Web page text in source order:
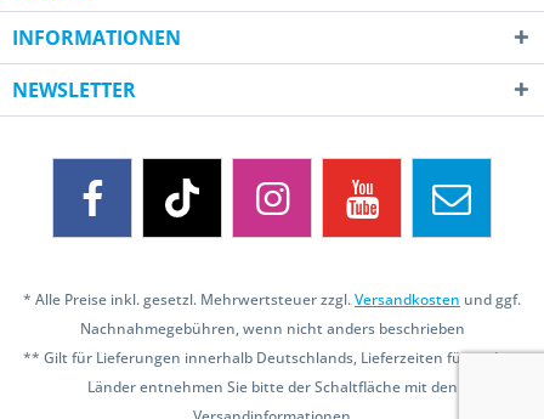
INFORMATIONEN
NEWSLETTER
* Alle Preise inkl. gesetzl. Mehrwertsteuer zzgl.Versandkosten und ggf.
Nachnahmegebühren, wenn nicht anders beschrieben
** Gilt für Lieferungen innerhalb Deutschlands, Lieferzeiten für andere
Länder entnehmen Sie bitte der Schaltfläche mit den